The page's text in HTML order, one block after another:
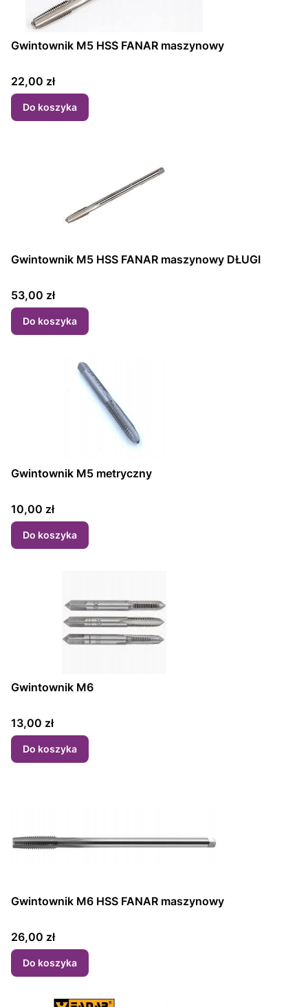
Gwintownik M5 HSS FANAR maszynowy
Cena
22,00 zł
Do koszyka
Gwintownik M5 HSS FANAR maszynowy DŁUGI
Cena
53,00 zł
Do koszyka
Gwintownik M5 metryczny
Cena
10,00 zł
Do koszyka
Gwintownik M6
Cena
13,00 zł
Do koszyka
Gwintownik M6 HSS FANAR maszynowy
Cena
26,00 zł
Do koszyka